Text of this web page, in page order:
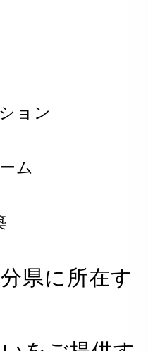
ョン
ム
県に所在す